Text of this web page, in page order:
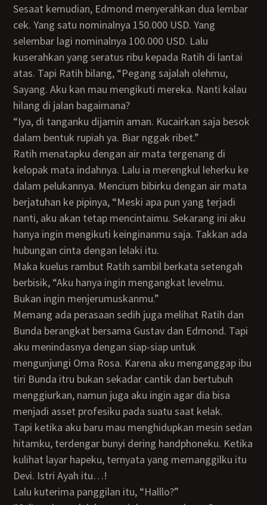
Sesaat kemudian, Edmond menyerahkan dua lembar
cek. Yang satu nominalnya 150.000 USD. Yang
selembar lagi nominalnya 100.000 USD. Lalu
kuserahkan yang seratus ribu kepada Ratih di lantai
atas. Tapi Ratih bilang, “Pegang sajalah olehmu,
Sayang. Aku kan mau mengikuti mereka. Nanti kalau
hilang di jalan bagaimana?
“Iya, di tanganku dijamin aman. Kucairkan saja besok
dalam bentuk rupiah ya. Biar nggak ribet.”
Ratih menatapku dengan air mata tergenang di
kelopak mata indahnya. Lalu ia merengkul leherku ke
dalam pelukannya. Mencium bibirku dengan air mata
berjatuhan ke pipinya, “Meski apa pun yang terjadi
nanti, aku akan tetap mencintaimu. Sekarang ini aku
hanya ingin mengikuti keinginanmu saja. Takkan ada
hubungan cinta dengan lelaki itu.
Maka kuelus rambut Ratih sambil berkata setengah
berbisik, “Aku hanya ingin mengangkat levelmu.
Bukan ingin menjerumuskanmu.”
Memang ada perasaan sedih juga melihat Ratih dan
Bunda berangkat bersama Gustav dan Edmond. Tapi
aku menindasnya dengan siap-siap untuk
mengunjungi Oma Rosa. Karena aku menganggap ibu
tiri Bunda itru bukan sekadar cantik dan bertubuh
menggiurkan, namun juga aku ingin agar dia bisa
menjadi asset profesiku pada suatu saat kelak.
Tapi ketika aku baru mau menghidupkan mesin sedan
hitamku, terdengar bunyi dering handphoneku. Ketika
kulihat layar hapeku, ternyata yang memanggilku itu
Devi. Istri Ayah itu…!
Lalu kuterima panggilan itu, “Halllo?”